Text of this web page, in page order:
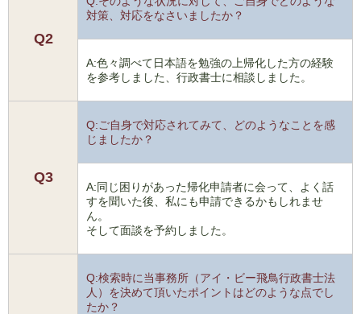
Q2
対策、対応をなさいましたか？
A:色々調べて日本語を勉強の上帰化した方の経験
を参考しました、行政書士に相談しました。
Q3
Q:ご自身で対応されてみて、どのようなことを感
じましたか？
A:同じ困りがあった帰化申請者に会って、よく話
すを聞いた後、私にも申請できるかもしれませ
ん。
そして面談を予約しました。
Q:検索時に当事務所（アイ・ビー飛鳥行政書士法
人）を決めて頂いたポイントはどのような点でし
たか？